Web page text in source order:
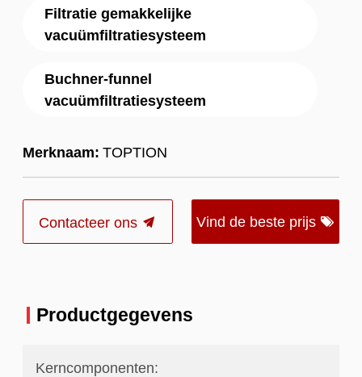
Filtratie gemakkelijke
vacuümfiltratiesysteem
Buchner-funnel
vacuümfiltratiesysteem
Merknaam: TOPTION
Contacteer ons Vind de beste prijs
Productgegevens
Kerncomponenten: